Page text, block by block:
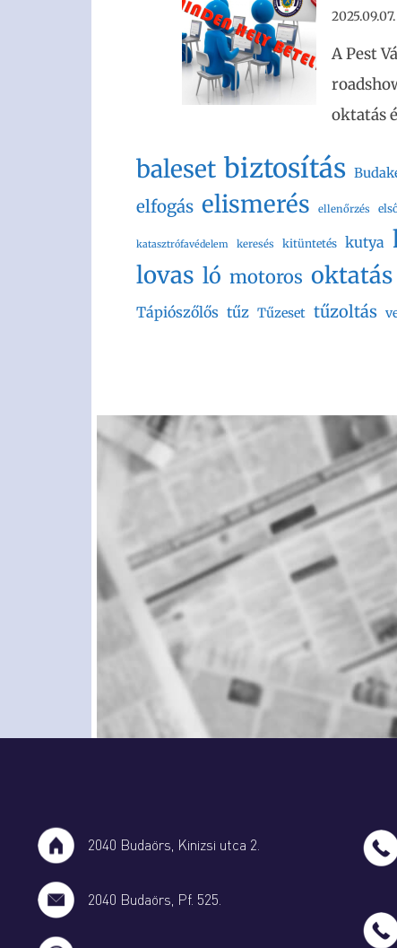
2025.09.07.
A Pest
oktatás
baleset biztosítás
elfogás elismerés ellenőrzés
katasztrófavédelem keresés kitüntetés kutya
lovas ló motoros oktatás
Tápiószőlős tűz Tűzeset tűzoltás
2040 Budaörs, Kinizsi utca 2.
2040 Budaörs, Pf. 525.